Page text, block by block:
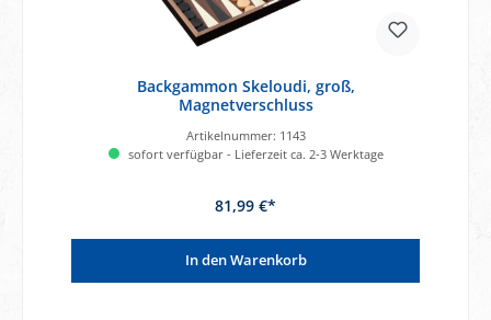
Backgammon Skeloudi, groß,
Magnetverschluss
Artikelnummer: 1143
sofort verfügbar - Lieferzeit ca. 2-3 Werktage
81,99 €*
In den Warenkorb